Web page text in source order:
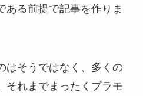
ある前提で記事を作りま
はそうではなく、多くの
それまでまったくプラモ